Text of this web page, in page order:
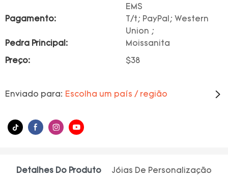
EMS
Pagamento:
T/t; PayPal; Western
Union ;
Pedra Principal:
Moissanita
Preço: $38
Enviado para: Escolha um país / região
Detalhes Do Produto Jóias De Personalização